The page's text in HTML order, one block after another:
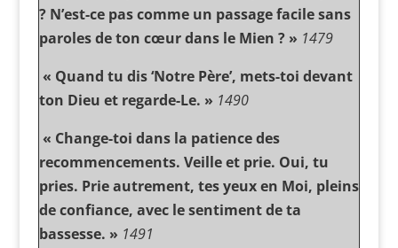
? N’est-ce pas comme un passage facile sans
paroles de ton cœur dans le Mien ? » 1479
« Quand tu dis ‘Notre Père’, mets-toi devant
ton Dieu et regarde-Le. » 1490
« Change-toi dans la patience des
recommencements. Veille et prie. Oui, tu
pries. Prie autrement, tes yeux en Moi, pleins
de confiance, avec le sentiment de ta
bassesse. » 1491